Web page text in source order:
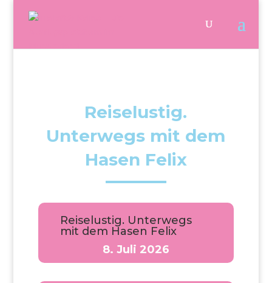
Reiselustig.
Unterwegs mit dem
Hasen Felix
Reiselustig. Unterwegs
mit dem Hasen Felix
8. Juli 2026